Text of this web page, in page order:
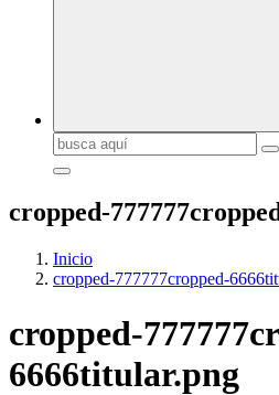
Buscar:
cropped-
Inicio
cropped-777777cropped-
cropped-
6666titular.png